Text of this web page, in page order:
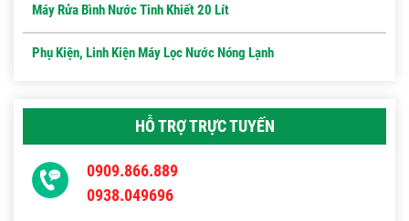
Máy Rửa Bình Nước Tinh Khiết 20 Lít
Phụ Kiện, Linh Kiện Máy Lọc Nước Nóng Lạnh
HỖ TRỢ TRỰC TUYẾN
0909.866.889
0938.049696